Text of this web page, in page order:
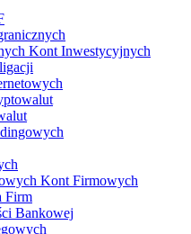
Kont Inwestycyjnych
Kont Firmowych
Firm
Bankowej